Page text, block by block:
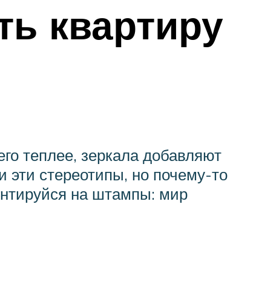
квартиру
теплее, зеркала добавляют
эти стереотипы, но почему-то
на штампы: мир